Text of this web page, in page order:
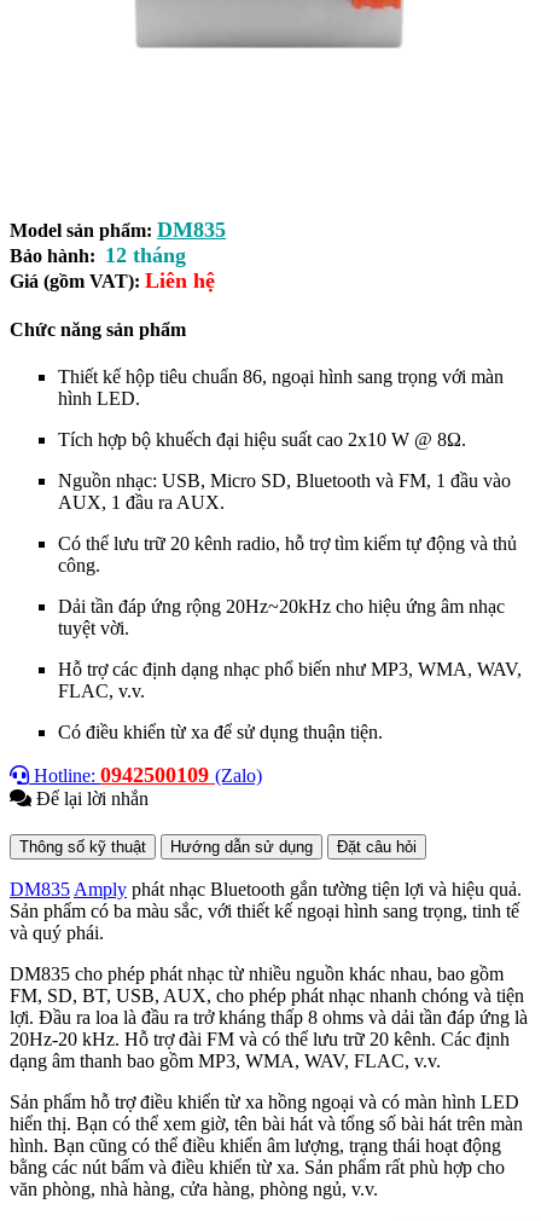
Model sản phẩm: DM835
Bảo hành: 12 tháng
Giá (gồm VAT): Liên hệ
Chức năng sản phẩm
Thiết kế hộp tiêu chuẩn 86, ngoại hình sang trọng với màn
hình LED.
Tích hợp bộ khuếch đại hiệu suất cao 2x10 W @ 8Ω.
Nguồn nhạc: USB, Micro SD, Bluetooth và FM, 1 đầu vào
AUX, 1 đầu ra AUX.
Có thể lưu trữ 20 kênh radio, hỗ trợ tìm kiếm tự động và thủ
công.
Dải tần đáp ứng rộng 20Hz~20kHz cho hiệu ứng âm nhạc
tuyệt vời.
Hỗ trợ các định dạng nhạc phổ biến như MP3, WMA, WAV,
FLAC, v.v.
Có điều khiển từ xa để sử dụng thuận tiện.
Hotline: 0942500109 (Zalo)
Để lại lời nhắn
Thông số kỹ thuật Hướng dẫn sử dụng Đặt câu hỏi
DM835 Amply phát nhạc Bluetooth gắn tường tiện lợi và hiệu quả.
Sản phẩm có ba màu sắc, với thiết kế ngoại hình sang trọng, tinh tế
và quý phái.
DM835 cho phép phát nhạc từ nhiều nguồn khác nhau, bao gồm
FM, SD, BT, USB, AUX, cho phép phát nhạc nhanh chóng và tiện
lợi. Đầu ra loa là đầu ra trở kháng thấp 8 ohms và dải tần đáp ứng là
20Hz-20 kHz. Hỗ trợ đài FM và có thể lưu trữ 20 kênh. Các định
dạng âm thanh bao gồm MP3, WMA, WAV, FLAC, v.v.
Sản phẩm hỗ trợ điều khiển từ xa hồng ngoại và có màn hình LED
hiển thị. Bạn có thể xem giờ, tên bài hát và tổng số bài hát trên màn
hình. Bạn cũng có thể điều khiển âm lượng, trạng thái hoạt động
bằng các nút bấm và điều khiển từ xa. Sản phẩm rất phù hợp cho
văn phòng, nhà hàng, cửa hàng, phòng ngủ, v.v.